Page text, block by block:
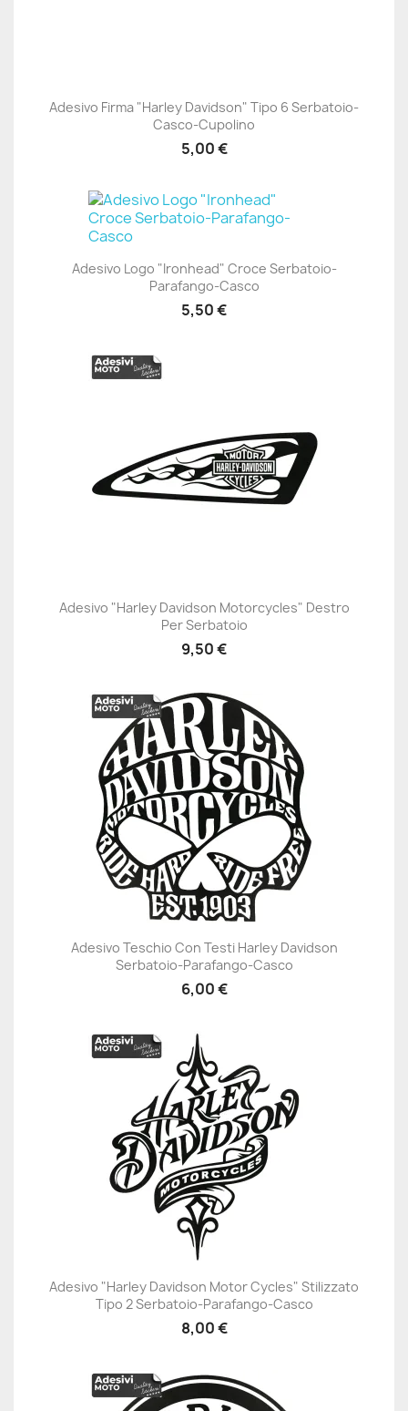
Adesivo Firma "Harley Davidson" Tipo 6 Serbatoio-
Casco-Cupolino
5,00 €
Adesivo Logo "Ironhead" Croce Serbatoio-
Parafango-Casco
5,50 €
Adesivo "Harley Davidson Motorcycles" Destro
Per Serbatoio
9,50 €
Adesivo Teschio Con Testi Harley Davidson
Serbatoio-Parafango-Casco
6,00 €
Adesivo "Harley Davidson Motor Cycles" Stilizzato
Tipo 2 Serbatoio-Parafango-Casco
8,00 €